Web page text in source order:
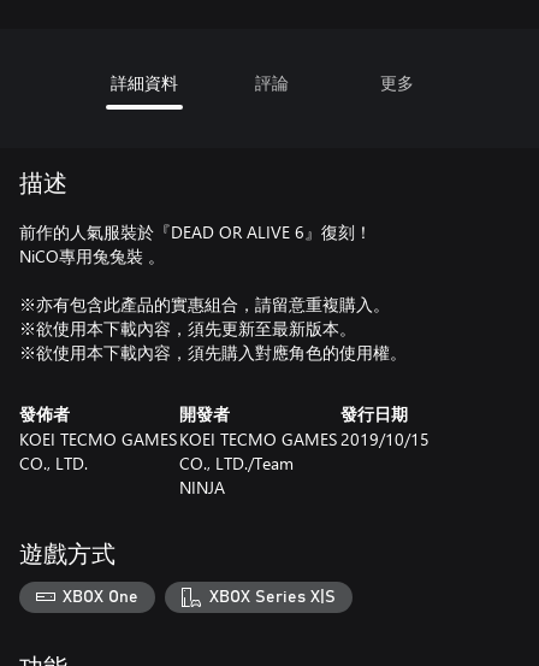
詳細資料 評論 更多
描述
前作的人氣服裝於『DEAD OR ALIVE 6』復刻！
NiCO專用兔兔裝 。
※亦有包含此產品的實惠組合，請留意重複購入。
※欲使用本下載內容，須先更新至最新版本。
※欲使用本下載內容，須先購入對應角色的使用權。
發佈者
KOEI TECMO GAMES
CO., LTD.
開發者
KOEI TECMO GAMES
CO., LTD./Team
NINJA
發行日期
2019/10/15
遊戲方式
XBOX One XBOX Series X|S